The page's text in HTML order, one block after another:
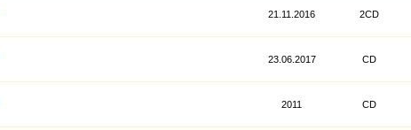
21.11.2016 2CD
23.06.2017 CD
2011 CD